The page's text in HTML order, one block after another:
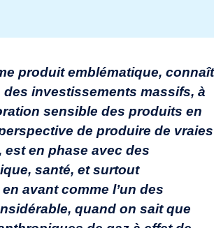
produit emblématique, connaît
investissements massifs, à
sensible des produits en
de produire de vraies
en phase avec des
santé, et surtout
avant comme l’un des
quand on sait que